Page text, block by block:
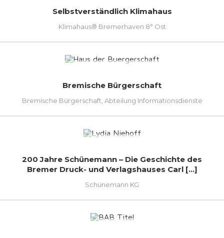
Selbstverständlich Klimahaus
Klimahaus® Bremerhaven 8° Ost
Bremische Bürgerschaft
Bremische Bürgerschaft, Abteilung Informationsdienste
200 Jahre Schünemann – Die Geschichte des
Bremer Druck- und Verlagshauses Carl [...]
Schünemann KG